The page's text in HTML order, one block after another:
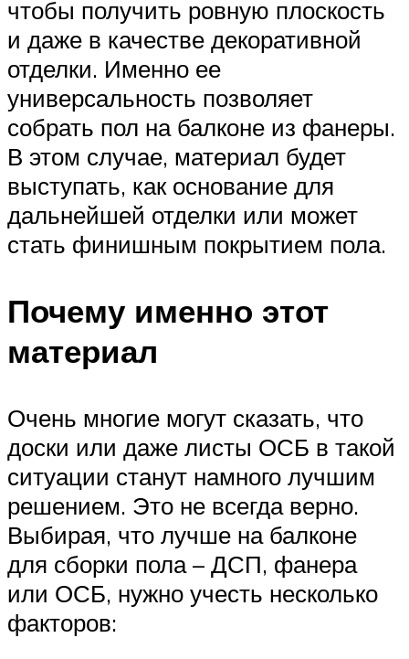
чтобы получить ровную плоскость
и даже в качестве декоративной
отделки. Именно ее
универсальность позволяет
собрать пол на балконе из фанеры.
В этом случае, материал будет
выступать, как основание для
дальнейшей отделки или может
стать финишным покрытием пола.
Почему именно этот
материал
Очень многие могут сказать, что
доски или даже листы ОСБ в такой
ситуации станут намного лучшим
решением. Это не всегда верно.
Выбирая, что лучше на балконе
для сборки пола – ДСП, фанера
или ОСБ, нужно учесть несколько
факторов: